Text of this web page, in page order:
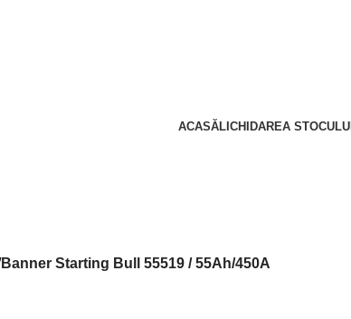
ACASĂLICHIDAREA STOCULUI
Banner Starting Bull 55519 / 55Ah/450A